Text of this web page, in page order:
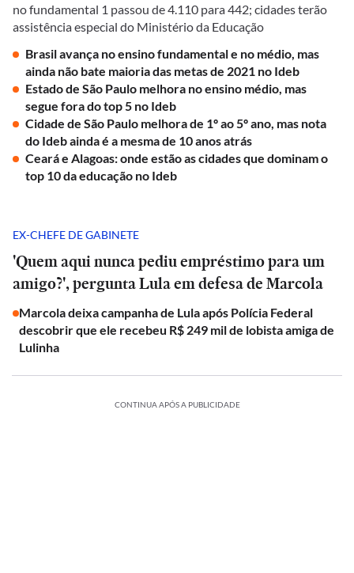
no fundamental 1 passou de 4.110 para 442; cidades terão
assistência especial do Ministério da Educação
Brasil avança no ensino fundamental e no médio, mas
ainda não bate maioria das metas de 2021 no Ideb
Estado de São Paulo melhora no ensino médio, mas
segue fora do top 5 no Ideb
Cidade de São Paulo melhora de 1º ao 5º ano, mas nota
do Ideb ainda é a mesma de 10 anos atrás
Ceará e Alagoas: onde estão as cidades que dominam o
top 10 da educação no Ideb
EX-CHEFE DE GABINETE
'Quem aqui nunca pediu empréstimo para um
amigo?', pergunta Lula em defesa de Marcola
Marcola deixa campanha de Lula após Polícia Federal
descobrir que ele recebeu R$ 249 mil de lobista amiga de
Lulinha
CONTINUA APÓS A PUBLICIDADE